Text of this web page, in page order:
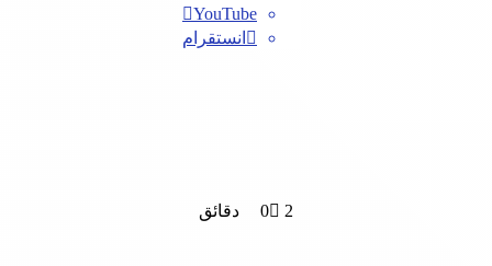
‫YouTube
انستقرام
0 2 دقائق